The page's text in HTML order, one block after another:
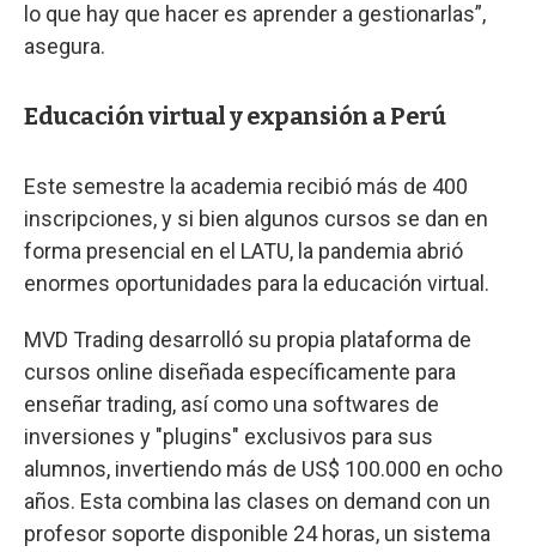
lo que hay que hacer es aprender a gestionarlas”,
asegura.
Educación virtual y expansión a Perú
Este semestre la academia recibió más de 400
inscripciones, y si bien algunos cursos se dan en
forma presencial en el LATU, la pandemia abrió
enormes oportunidades para la educación virtual.
MVD Trading desarrolló su propia plataforma de
cursos online diseñada específicamente para
enseñar trading, así como una softwares de
inversiones y "plugins" exclusivos para sus
alumnos, invertiendo más de US$ 100.000 en ocho
años. Esta combina las clases on demand con un
profesor soporte disponible 24 horas, un sistema